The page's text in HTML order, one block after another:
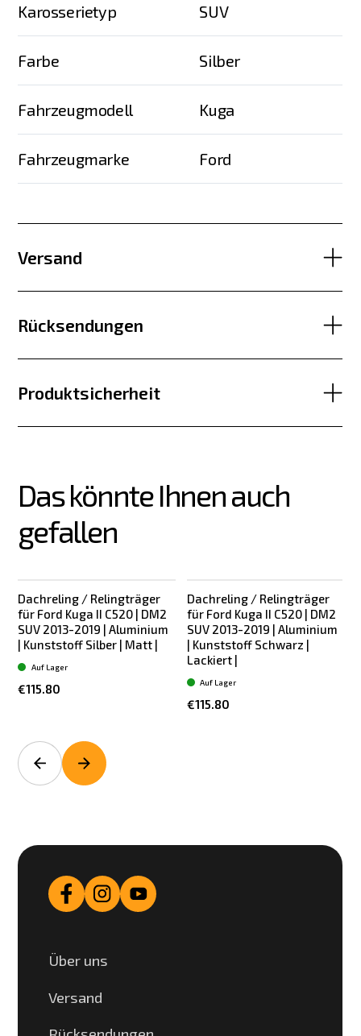
Karosserietyp SUV
Farbe Silber
Fahrzeugmodell Kuga
Fahrzeugmarke Ford
Versand
Rücksendungen
Produktsicherheit
Das könnte Ihnen auch
gefallen
Dachreling / Relingträger
für Ford Kuga II C520 | DM2
SUV 2013-2019 | Aluminium
| Kunststoff Silber | Matt |
€115.80
Auf Lager
Dachreling / Relingträger
für Ford Kuga II C520 | DM2
SUV 2013-2019 | Aluminium
| Kunststoff Schwarz |
Lackiert |
€115.80
Auf Lager
Über uns
Versand